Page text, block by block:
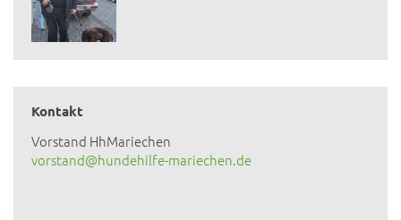
Kontakt
Vorstand HhMariechen
vorstand@hundehilfe-mariechen.de